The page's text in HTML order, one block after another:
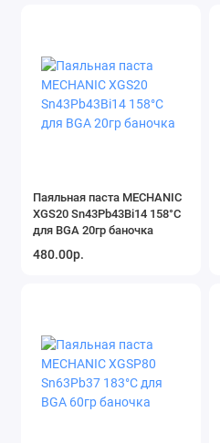
Паяльная паста MECHANIC
XGS20 Sn43Pb43Bi14 158°C
для BGA 20гр баночка
480.00р.